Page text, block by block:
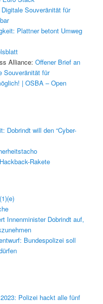
Souveränität für
Plattner betont Umweg
Alliance: Offener Brief an
Souveränität für
| OSBA – Open
Dobrindt will den “Cyber-
Rakete
Innenminister Dobrindt auf,
Bundespolizei soll
Polizei hackt alle fünf